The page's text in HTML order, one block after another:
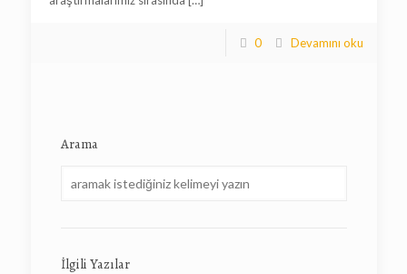
0 Devamını oku
Arama
İlgili Yazılar